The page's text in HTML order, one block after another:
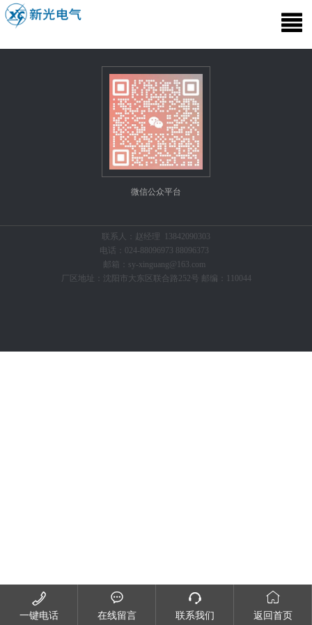
微信公众平台
联系人：赵经理 13842090303
电话：024-88096973 88096373
邮箱：sy-xinguang@163.com
厂区地址：沈阳市大东区联合路252号 邮编：110044

一键电话

在线留言

联系我们

返回首页